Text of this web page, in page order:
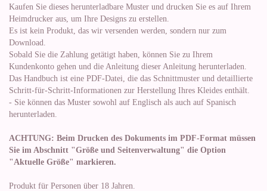
Kaufen Sie dieses herunterladbare Muster und drucken Sie es auf Ihrem
Heimdrucker aus, um Ihre Designs zu erstellen.
Es ist kein Produkt, das wir versenden werden, sondern nur zum
Download.
Sobald Sie die Zahlung getätigt haben, können Sie zu Ihrem
Kundenkonto gehen und die Anleitung dieser Anleitung herunterladen.
Das Handbuch ist eine PDF-Datei, die das Schnittmuster und detaillierte
Schritt-für-Schritt-Informationen zur Herstellung Ihres Kleides enthält.
- Sie können das Muster sowohl auf Englisch als auch auf Spanisch
herunterladen.
ACHTUNG: Beim Drucken des Dokuments im PDF-Format müssen
Sie im Abschnitt "Größe und Seitenverwaltung" die Option
"Aktuelle Größe" markieren.
Produkt für Personen über 18 Jahren.